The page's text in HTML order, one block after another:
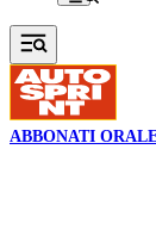
ABBONATI ORA